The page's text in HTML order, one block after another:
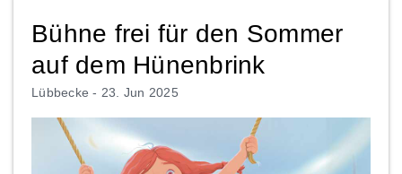
Bühne frei für den Sommer
auf dem Hünenbrink
Lübbecke - 23. Jun 2025